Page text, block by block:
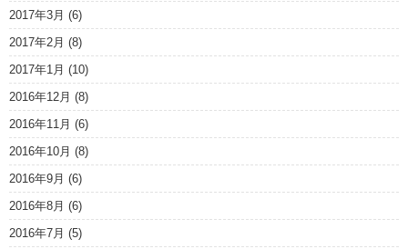
2017年3月 (6)
2017年2月 (8)
2017年1月 (10)
2016年12月 (8)
2016年11月 (6)
2016年10月 (8)
2016年9月 (6)
2016年8月 (6)
2016年7月 (5)